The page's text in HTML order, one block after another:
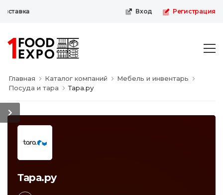
Вход Регистрация
Главная Каталог компаний
Мебель и инвентарь
Посуда и тара
Тара.ру
Тара.ру